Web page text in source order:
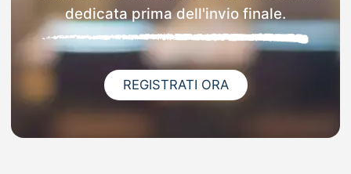
dedicata prima dell'invio finale.
REGISTRATI ORA